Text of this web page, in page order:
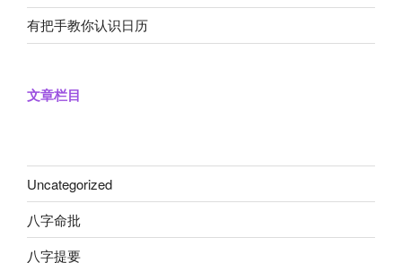
有把手教你认识日历
文章栏目
Uncategorized
八字命批
八字提要